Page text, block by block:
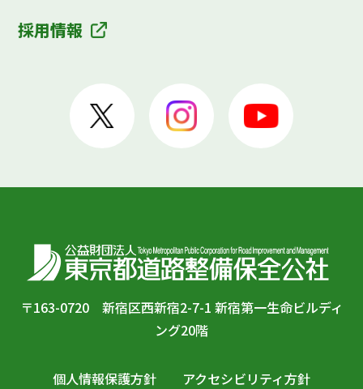
採用情報
〒163-0720 新宿区西新宿2-7-1 新宿第一生命ビルディ
ング20階
個人情報保護方針 アクセシビリティ方針